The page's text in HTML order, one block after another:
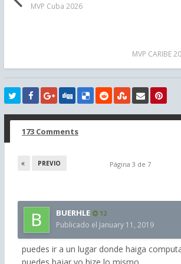
MVP Cuba 2026
MVP CARIBE
173 Comments
PREVIO Página 3 de 7
BUERHLE 12
Publicado el January 11, 2019
puedes ir a un lugar donde haiga